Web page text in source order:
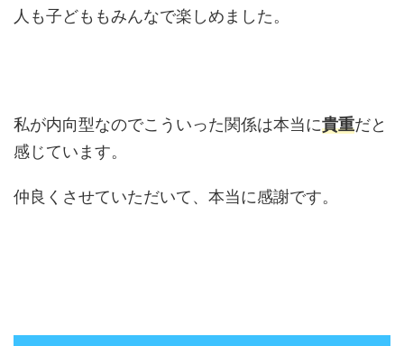
人も子どももみんなで楽しめました。
私が内向型なのでこういった関係は本当に貴重だと
感じています。
仲良くさせていただいて、本当に感謝です。